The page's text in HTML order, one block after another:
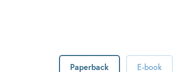
Paperback
E-book